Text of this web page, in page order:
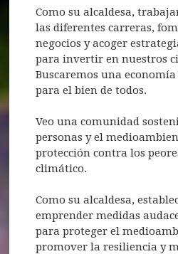
Como su alcaldesa,
las diferentes carreras,
negocios y acoger
para invertir en nuestros
Buscaremos una
para el bien de todos.
Veo una comunidad
personas y el
protección contra los
climático.
Como su alcaldesa,
emprender medidas
para proteger el
promover la resiliencia y